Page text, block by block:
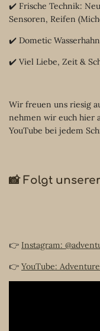
✔️ Frische Technik:
Sensoren, Reifen
✔️ Dometic
✔️ Viel Liebe, Zeit &
Wir freuen uns riesig
nehmen wir euch hier
YouTube bei jedem
📸 Folgt
👉 Instagram:
👉 YouTube: